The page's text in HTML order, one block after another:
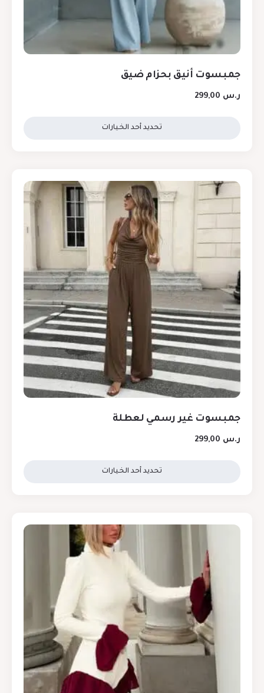
جمبسوت أنيق بحزام ضيق
ر.س
تحديد أحد الخيارات
جمبسوت غير رسمي لعطلة
ر.س
تحديد أحد الخيارات